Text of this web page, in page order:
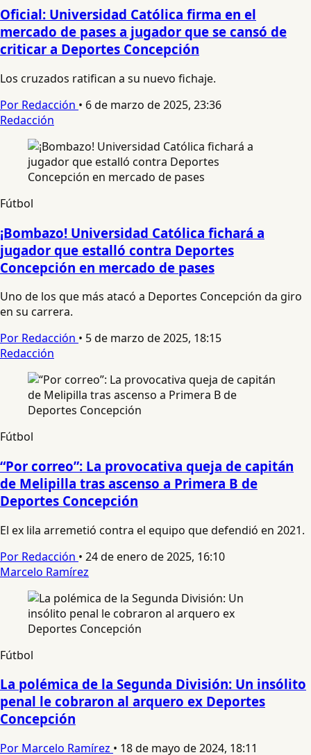
Oficial: Universidad Católica firma en el
mercado de pases a jugador que se cansó de
criticar a Deportes Concepción
Los cruzados ratifican a su nuevo fichaje.
Por Redacción • 6 de marzo de 2025, 23:36
Redacción
Fútbol
¡Bombazo! Universidad Católica fichará a
jugador que estalló contra Deportes
Concepción en mercado de pases
Uno de los que más atacó a Deportes Concepción da giro
en su carrera.
Por Redacción • 5 de marzo de 2025, 18:15
Redacción
Fútbol
“Por correo”: La provocativa queja de capitán
de Melipilla tras ascenso a Primera B de
Deportes Concepción
El ex lila arremetió contra el equipo que defendió en 2021.
Por Redacción • 24 de enero de 2025, 16:10
Marcelo Ramírez
Fútbol
La polémica de la Segunda División: Un insólito
penal le cobraron al arquero ex Deportes
Concepción
Por Marcelo Ramírez • 18 de mayo de 2024, 18:11